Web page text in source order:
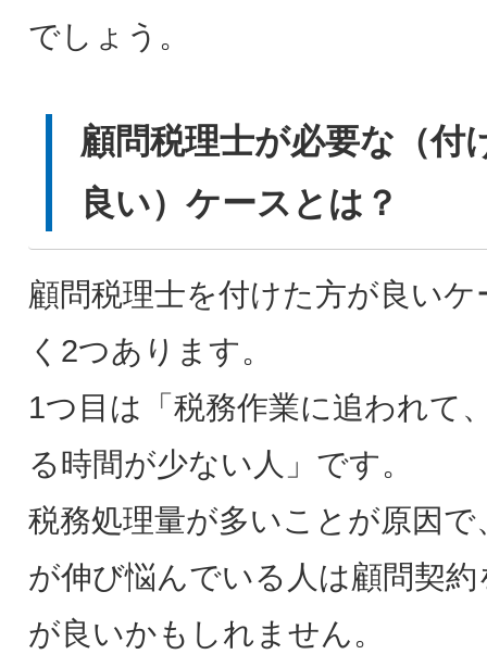
でしょう。
顧問税理士が必要な（付
良い）ケースとは？
顧問税理士を付けた方が良いケ
く2つあります。
1つ目は「税務作業に追われて
る時間が少ない人」です。
税務処理量が多いことが原因で
が伸び悩んでいる人は顧問契
が良いかもしれません。